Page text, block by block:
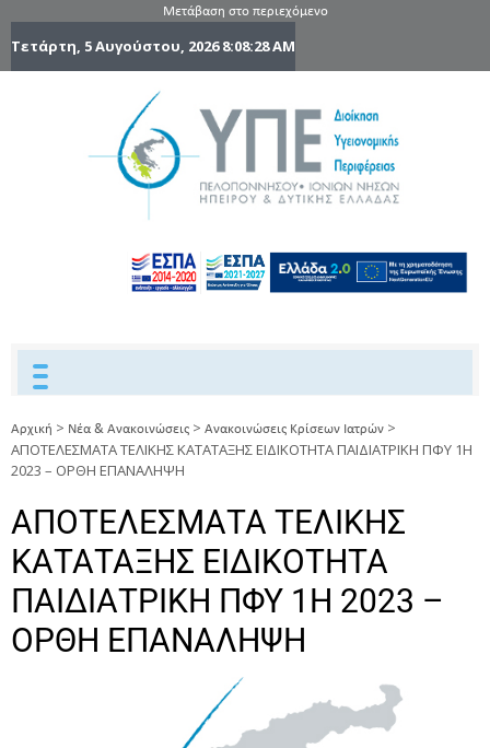
Μετάβαση στο περιεχόμενο
Τετάρτη, 5 Αυγούστου, 20268:08:29 AM
Ηπείρου
Δυτικής
Ελλάδας
Αρχική > Νέα & Ανακοινώσεις > Ανακοινώσεις Κρίσεων Ιατρών >
ΑΠΟΤΕΛΕΣΜΑΤΑ ΤΕΛΙΚΗΣ ΚΑΤΑΤΑΞΗΣ ΕΙΔΙΚΟΤΗΤΑ ΠΑΙΔΙΑΤΡΙΚΗ ΠΦΥ 1Η
2023 – ΟΡΘΗ ΕΠΑΝΑΛΗΨΗ
ΑΠΟΤΕΛΕΣΜΑΤΑ ΤΕΛΙΚΗΣ
ΚΑΤΑΤΑΞΗΣ ΕΙΔΙΚΟΤΗΤΑ
ΠΑΙΔΙΑΤΡΙΚΗ ΠΦΥ 1Η 2023 –
ΟΡΘΗ ΕΠΑΝΑΛΗΨΗ